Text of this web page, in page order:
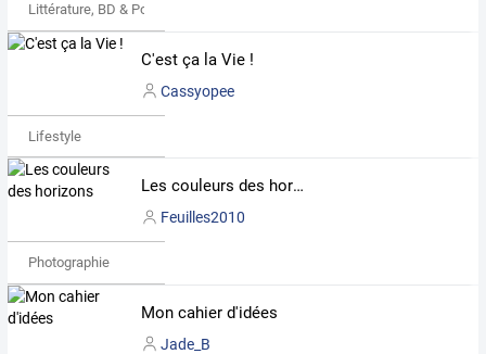
Littérature, BD & Poésie
C'est ça la Vie !
Cassyopee
Lifestyle
Les couleurs des horizons
Feuilles2010
Photographie
Mon cahier d'idées
Jade_B